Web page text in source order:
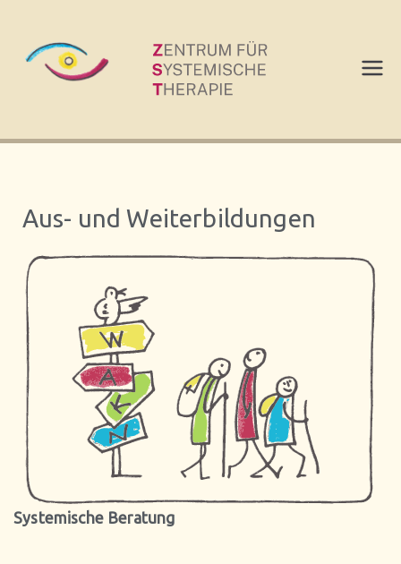
springen
um
Syste
misch
Thera
pie
Aus- und Weiterbildungen
Systemische Beratung